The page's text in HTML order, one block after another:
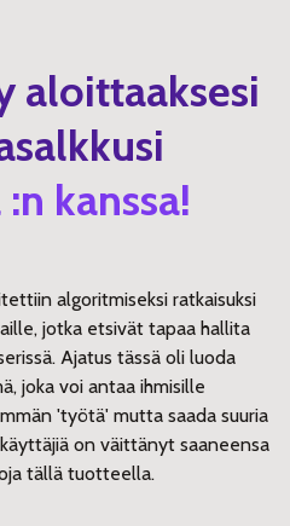
aloittaaksesi
kanssa!
algoritmiseksi ratkaisuksi
jotka etsivät tapaa hallita
Ajatus tässä oli luoda
joka voi antaa ihmisille
'työtä' mutta saada suuria
on väittänyt saaneensa
tällä tuotteella.